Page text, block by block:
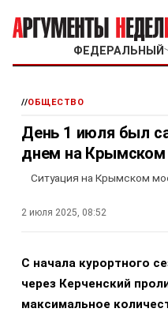
ФЕДЕРАЛЬНЫЙ
//ОБЩЕСТВО
День 1 июля был
днем на
Ситуация на Крымском
2 июля 2025, 08:52
С начала курортного
через Керченский
максимальное